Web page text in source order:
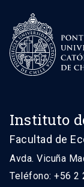
Instituto
Facultad de
Avda. Vicuña
Teléfono: +56 2